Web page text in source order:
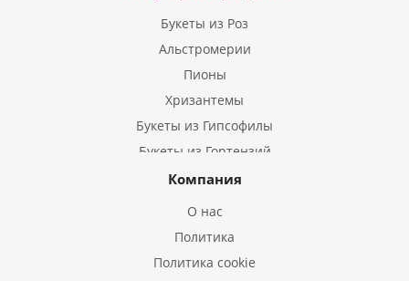
Букеты из Роз
Альстромерии
Пионы
Хризантемы
Букеты из Гипсофилы
Букеты из Гортензий
Букеты из Ирисов
Букеты из Эустом
Компания
О нас
Политика
Политика cookie